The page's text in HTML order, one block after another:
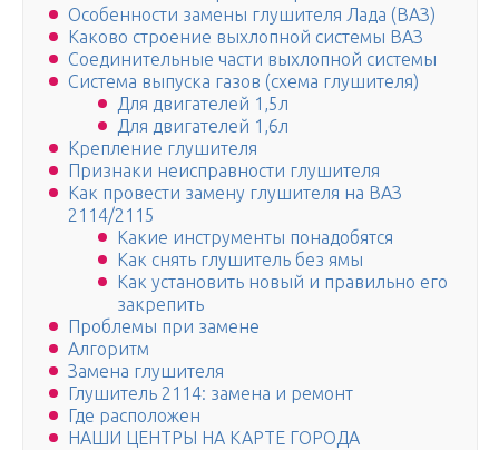
Особенности замены глушителя Лада (ВАЗ)
Каково строение выхлопной системы ВАЗ
Соединительные части выхлопной системы
Система выпуска газов (схема глушителя)
Для двигателей 1,5л
Для двигателей 1,6л
Крепление глушителя
Признаки неисправности глушителя
Как провести замену глушителя на ВАЗ
2114/2115
Какие инструменты понадобятся
Как снять глушитель без ямы
Как установить новый и правильно его
закрепить
Проблемы при замене
Алгоритм
Замена глушителя
Глушитель 2114: замена и ремонт
Где расположен
НАШИ ЦЕНТРЫ НА КАРТЕ ГОРОДА